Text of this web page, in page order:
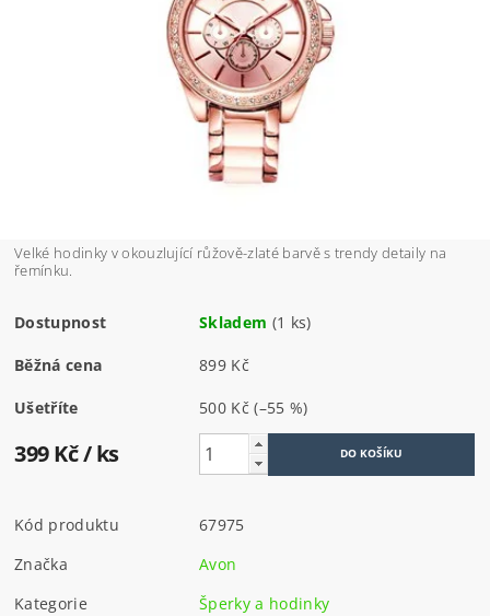
Velké hodinky v okouzlující růžově-zlaté barvě s trendy detaily na
řemínku.
Dostupnost Skladem (1 ks)
Běžná cena 899 Kč
Ušetříte 500 Kč(–55 %)
399 Kč/ ks
Kód produktu
67975
Značka
Avon
Kategorie
Šperky a hodinky